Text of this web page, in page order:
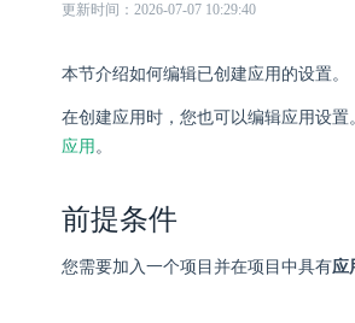
更新时间：2026-07-07 10:29:40
本节介绍如何编辑已创建应用的设置。
在创建应用时，您也可以编辑应用设置
应用 。
前提条件
您需要加入一个项目并在项目中具有应